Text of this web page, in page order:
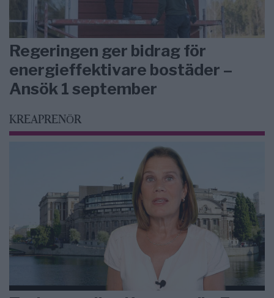
Regeringen ger bidrag för
energieffektivare bostäder –
Ansök 1 september
KREAPRENÖR